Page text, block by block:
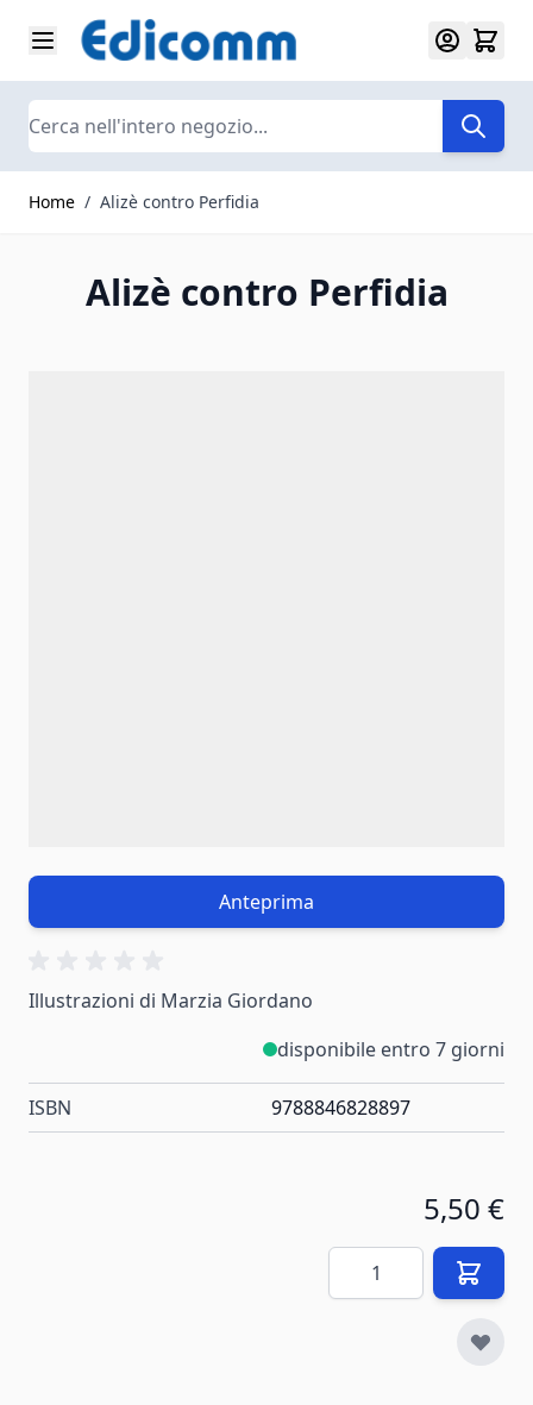
Salta al contenuto
Search
Home / Alizè contro Perfidia
Alizè contro Perfidia
Anteprima
Illustrazioni di Marzia Giordano
disponibile entro 7 giorni
ISBN 9788846828897
5,50 €
Quantità